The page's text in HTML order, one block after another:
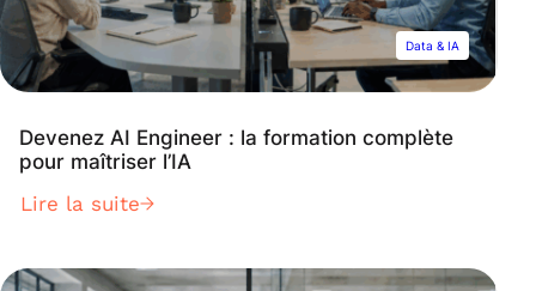
Data & IA
Devenez AI Engineer : la formation complète
pour maîtriser l’IA
Lire la suite